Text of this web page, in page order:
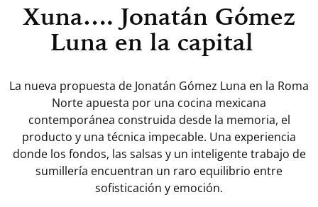
Xuna…. Jonatán Gómez
Luna en la capital
La nueva propuesta de Jonatán Gómez Luna en la Roma
Norte apuesta por una cocina mexicana
contemporánea construida desde la memoria, el
producto y una técnica impecable. Una experiencia
donde los fondos, las salsas y un inteligente trabajo de
sumillería encuentran un raro equilibrio entre
sofisticación y emoción.